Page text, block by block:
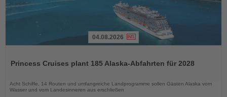
die
04.08.2026
Princess Cruises plant 185 Alaska-Abfahrten für 2028
Acht Schiffe, 14 Routen und umfangreiche Landprogramme sollen Gästen Alaska vom
Wasser und vom Landesinneren aus erschließen